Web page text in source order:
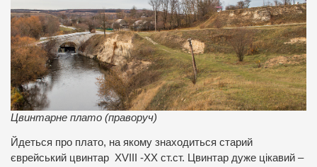
Цвинтарне плато (праворуч)
Йдеться про плато, на якому знаходиться старий
єврейський цвинтар XVIII -ХХ ст.ст. Цвинтар дуже цікавий –